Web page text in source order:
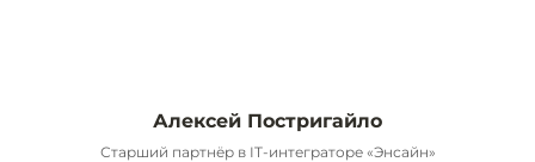
Алексей Постригайло
Старший партнёр в IT-интеграторе «Энсайн»